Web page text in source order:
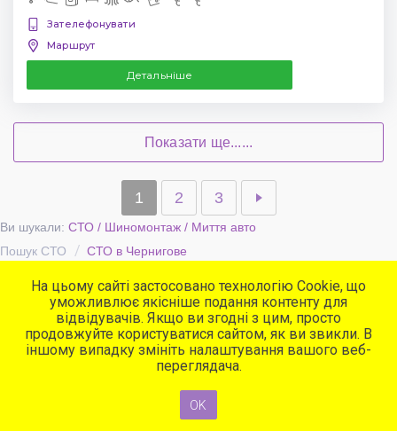
Зателефонувати
Маршрут
Детальніше
Показати ще......
1 2 3
Ви шукали: СТО / Шиномонтаж / Миття авто
Пошук СТО
СТО в Чернигове
Популярні сервіси
СТО
Автомийки
Програма для СТО
© 2015-2026 CARBOOK Всі права захищені
На цьому сайті застосовано технологію Cookie, що
уможливлює якісніше подання контенту для
відвідувачів. Якщо ви згодні з цим, просто
продовжуйте користуватися сайтом, як ви звикли. В
іншому випадку змініть налаштування вашого веб-
переглядача.
OK